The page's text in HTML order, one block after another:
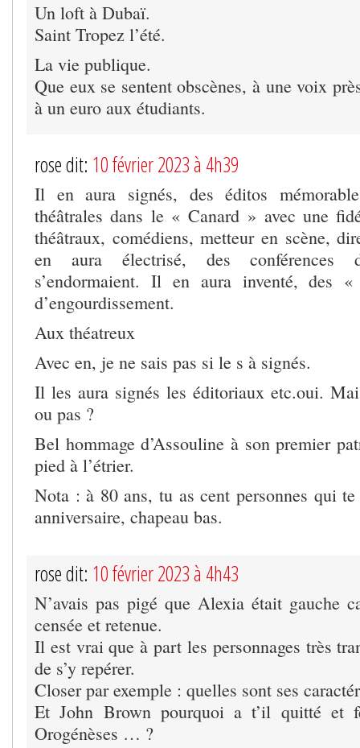
Un loft à Dubaï.
Saint Tropez l’été.
La vie publique.
Que eux se sentent obscènes, à une voix
à un euro aux étudiants.
rose dit: 10 février 2023 à 4h39
Il en aura signés, des éditos
théâtrales dans le « Canard » avec une
théâtraux, comédiens, metteur en scène,
en aura électrisé, des conférences
s’endormaient. Il en aura inventé, des
d’engourdissement.
Aux théatreux
Avec en, je ne sais pas si le s à signés.
Il les aura signés les éditoriaux etc.oui.
ou pas ?
Bel hommage d’Assouline à son premier
pied à l’étrier.
Nota : à 80 ans, tu as cent personnes qui
anniversaire, chapeau bas.
rose dit: 10 février 2023 à 4h43
N’avais pas pigé que Alexia était gauche
censée et retenue.
Il est vrai que à part les personnages très
de s’y repérer.
Closer par exemple : quelles sont ses
Et John Brown pourquoi a t’il quitté et
Orogénèses … ?